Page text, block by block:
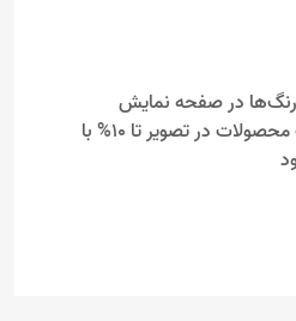
رنگ‌ها در صفحه نمایش
دستگاه‌های مختلف، رنگ محصولات در تصویر تا 10% با